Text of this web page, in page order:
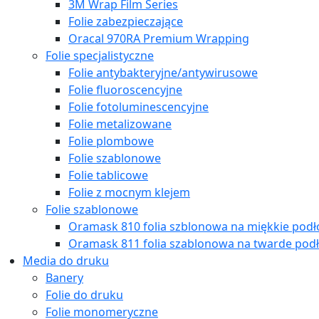
3M Wrap Film Series
Folie zabezpieczające
Oracal 970RA Premium Wrapping
Folie specjalistyczne
Folie antybakteryjne/antywirusowe
Folie fluoroscencyjne
Folie fotoluminescencyjne
Folie metalizowane
Folie plombowe
Folie szablonowe
Folie tablicowe
Folie z mocnym klejem
Folie szablonowe
Oramask 810 folia szblonowa na miękkie
Oramask 811 folia szablonowa na twarde
Media do druku
Banery
Folie do druku
Folie monomeryczne